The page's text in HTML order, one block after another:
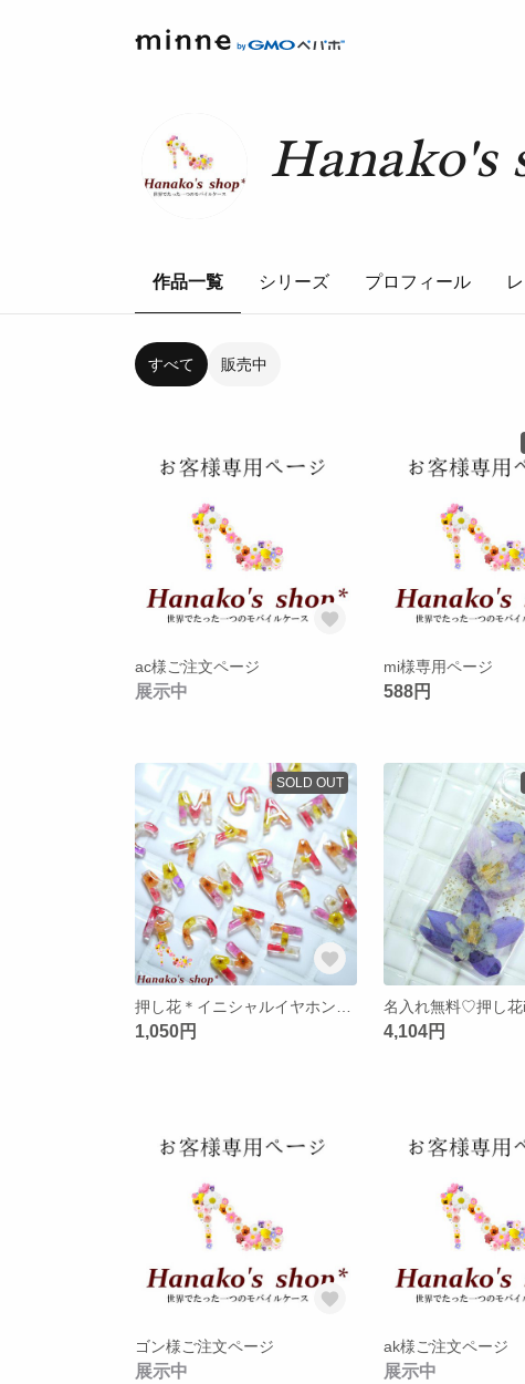
Hanako's
作品一覧 シリーズ プロフィール
すべて 販売中
ac様ご注文ページ
展示中
mi様専用ページ
588円
SOLD OUT
1,050円 4,104円
ゴン様ご注文ページ
展示中
ak様ご注文ページ
展示中